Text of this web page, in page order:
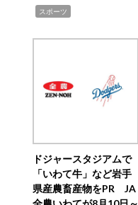
スポーツ
ドジャースタジアムで
「いわて牛」など岩手
県産農畜産物をPR JA